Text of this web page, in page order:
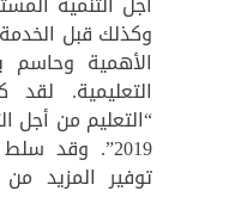
وكذلك قبل الخدمة
الأهمية
التعليمية.
“التعليم من أجل
2019”. وقد
توفير المزيد